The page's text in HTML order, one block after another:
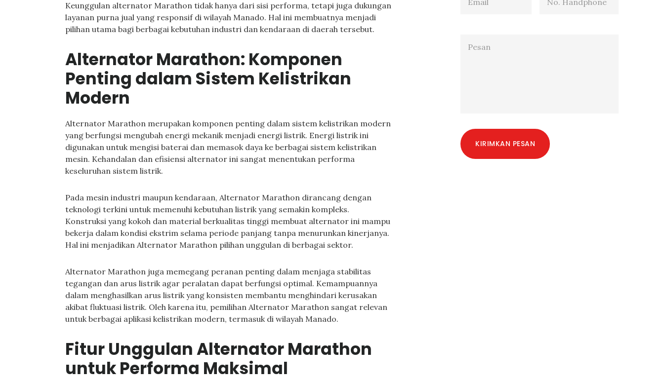
Keunggulan alternator Marathon tidak hanya dari sisi performa, tetapi juga dukungan
layanan purna jual yang responsif di wilayah Manado. Hal ini membuatnya menjadi
pilihan utama bagi berbagai kebutuhan industri dan kendaraan di daerah tersebut.
Alternator Marathon: Komponen
Penting dalam Sistem Kelistrikan
Modern
Alternator Marathon merupakan komponen penting dalam sistem kelistrikan modern
yang berfungsi mengubah energi mekanik menjadi energi listrik. Energi listrik ini
digunakan untuk mengisi baterai dan memasok daya ke berbagai sistem kelistrikan
mesin. Kehandalan dan efisiensi alternator ini sangat menentukan performa
keseluruhan sistem listrik.
Pada mesin industri maupun kendaraan, Alternator Marathon dirancang dengan
teknologi terkini untuk memenuhi kebutuhan listrik yang semakin kompleks.
Konstruksi yang kokoh dan material berkualitas tinggi membuat alternator ini mampu
bekerja dalam kondisi ekstrim selama periode panjang tanpa menurunkan kinerjanya.
Hal ini menjadikan Alternator Marathon pilihan unggulan di berbagai sektor.
Alternator Marathon juga memegang peranan penting dalam menjaga stabilitas
tegangan dan arus listrik agar peralatan dapat berfungsi optimal. Kemampuannya
dalam menghasilkan arus listrik yang konsisten membantu menghindari kerusakan
akibat fluktuasi listrik. Oleh karena itu, pemilihan Alternator Marathon sangat relevan
untuk berbagai aplikasi kelistrikan modern, termasuk di wilayah Manado.
Fitur Unggulan Alternator Marathon
untuk Performa Maksimal
KIRIMKAN PESAN